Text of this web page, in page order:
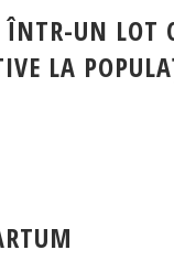
UN LOT
LA